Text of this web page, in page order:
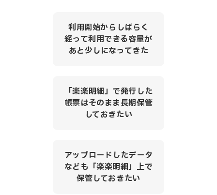
利用開始からしばらく
経って利用できる容量が
あと少しになってきた
「楽楽明細」で発行した
帳票はそのまま長期保管
しておきたい
アップロードしたデータ
なども「楽楽明細」上で
保管しておきたい